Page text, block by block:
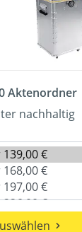
Aktenordner
nachhaltig